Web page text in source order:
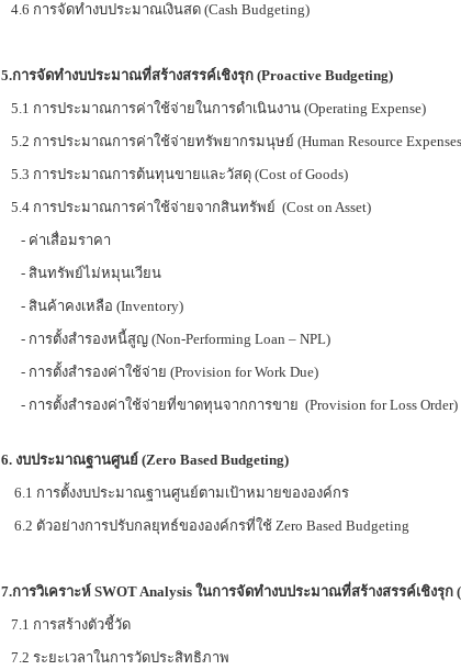
4.6 การจัดทำงบประมาณเงินสด (Cash Budgeting)
5.การจัดทำงบประมาณที่สร้างสรรค์เชิงรุก (Proactive Budgeting)
5.1 การประมาณการค่าใช้จ่ายในการดำเนินงาน (Operating Expense)
5.2 การประมาณการค่าใช้จ่ายทรัพยากรมนุษย์ (Human Resource
5.3 การประมาณการต้นทุนขายและวัสดุ (Cost of Goods)
5.4 การประมาณการค่าใช้จ่ายจากสินทรัพย์ (Cost on Asset)
- ค่าเสื่อมราคา
- สินทรัพย์ไม่หมุนเวียน
- สินค้าคงเหลือ (Inventory)
- การตั้งสำรองหนี้สูญ (Non-Performing Loan – NPL)
- การตั้งสำรองค่าใช้จ่าย (Provision for Work Due)
- การตั้งสำรองค่าใช้จ่ายที่ขาดทุนจากการขาย (Provision for Loss Order)
6. งบประมาณฐานศูนย์ (Zero Based Budgeting)
6.1 การตั้งงบประมาณฐานศูนย์ตามเป้าหมายขององค์กร
6.2 ตัวอย่างการปรับกลยุทธ์ขององค์กรที่ใช้ Zero Based Budgeting
7.การวิเคราะห์ SWOT Analysis ในการจัดทำงบประมาณที่สร้างสรรค์เชิงรุก
7.1 การสร้างตัวชี้วัด
7.2 ระยะเวลาในการวัดประสิทธิภาพ